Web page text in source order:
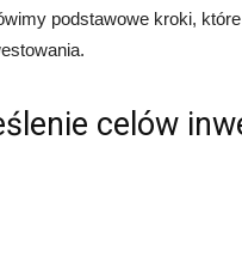
podstawowe kroki,
celów